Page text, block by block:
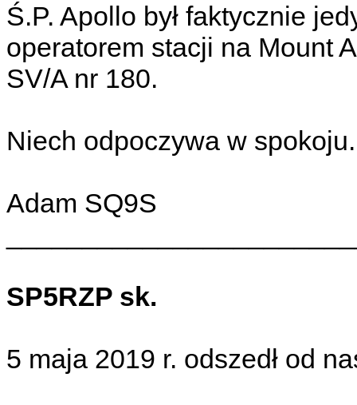
Ś.P. Apollo był faktycznie
operatorem stacji na Mount
SV/A nr 180.
Niech odpoczywa w spokoju.
Adam SQ9S
SP5RZP sk.
5 maja 2019 r. odszedł od